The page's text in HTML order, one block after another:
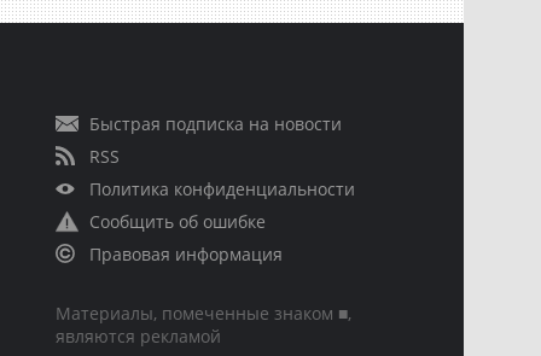
Быстрая подписка на новости
RSS
Политика конфиденциальности
Сообщить об ошибке
Правовая информация
Материалы, помеченные знаком ■,
являются рекламой